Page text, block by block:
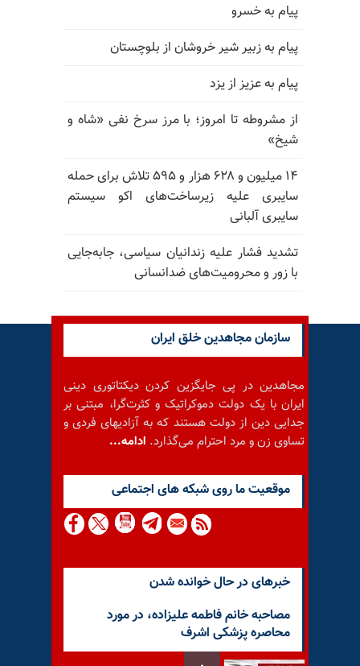
پیام به خسرو
پیام به زبیر شیر خروشان از بلوچستان
پیام به عزیز از یزد
از مشروطه تا امروز؛ با مرز سرخ نفی «شاه و
شیخ»
۱۴ میلیون و ۶۲۸ هزار و ۵۹۵ تلاش برای حمله
سایبری علیه زیرساخت‌های اکو سیستم
سایبری آلبانی
تشدید فشار علیه زندانیان سیاسی، جابه‌جایی
با زور و محرومیت‌های ضدانسانی
سازمان مجاهدین خلق ایران
مجاهدین در پی جایگزین کردن دیکتاتوری دینی
ایران با یک دولت دموکراتیک و کثرت‌گرا، مبتنی بر
جدایی دین از دولت هستند که به آزادیهای فردی و
تساوی زن و مرد احترام می‌گذارد. ادامه...
موقعيت ما روى شبكه هاى اجتماعى
خبرهای در حال خوانده شدن
مصاحبه خانم فاطمه علیزاده، در مورد
محاصره پزشکی اشرف